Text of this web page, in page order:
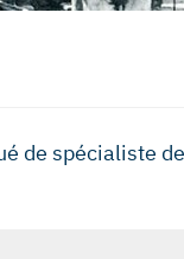
de spécialiste